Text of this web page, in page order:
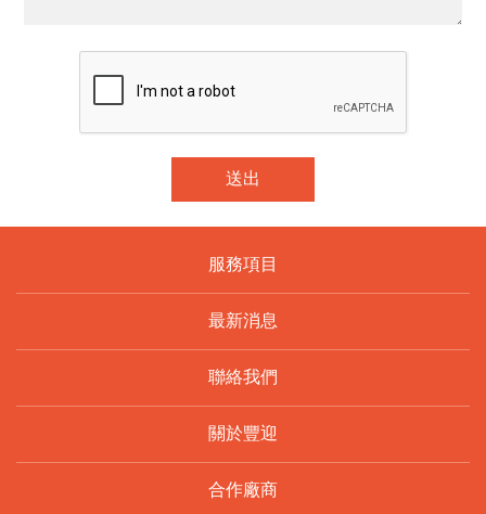
送出
服務項目
最新消息
聯絡我們
關於豐迎
合作廠商